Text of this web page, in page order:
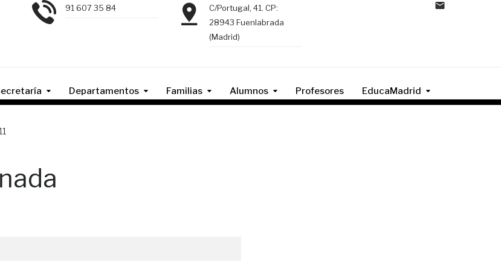
91 607 35 84
C/Portugal, 41. CP:
28943 Fuenlabrada
(Madrid)
Departamentos Familias Alumnos Profesores EducaMadrid